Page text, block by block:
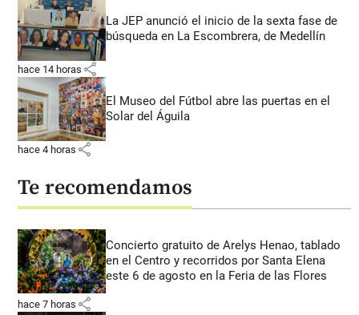
La JEP anunció el inicio de la sexta fase de
búsqueda en La Escombrera, de Medellín
hace 14 horas share
El Museo del Fútbol abre las puertas en el
Solar del Águila
hace 4 horas share
Te recomendamos
Concierto gratuito de Arelys Henao, tablado
en el Centro y recorridos por Santa Elena
este 6 de agosto en la Feria de las Flores
hace 7 horas share